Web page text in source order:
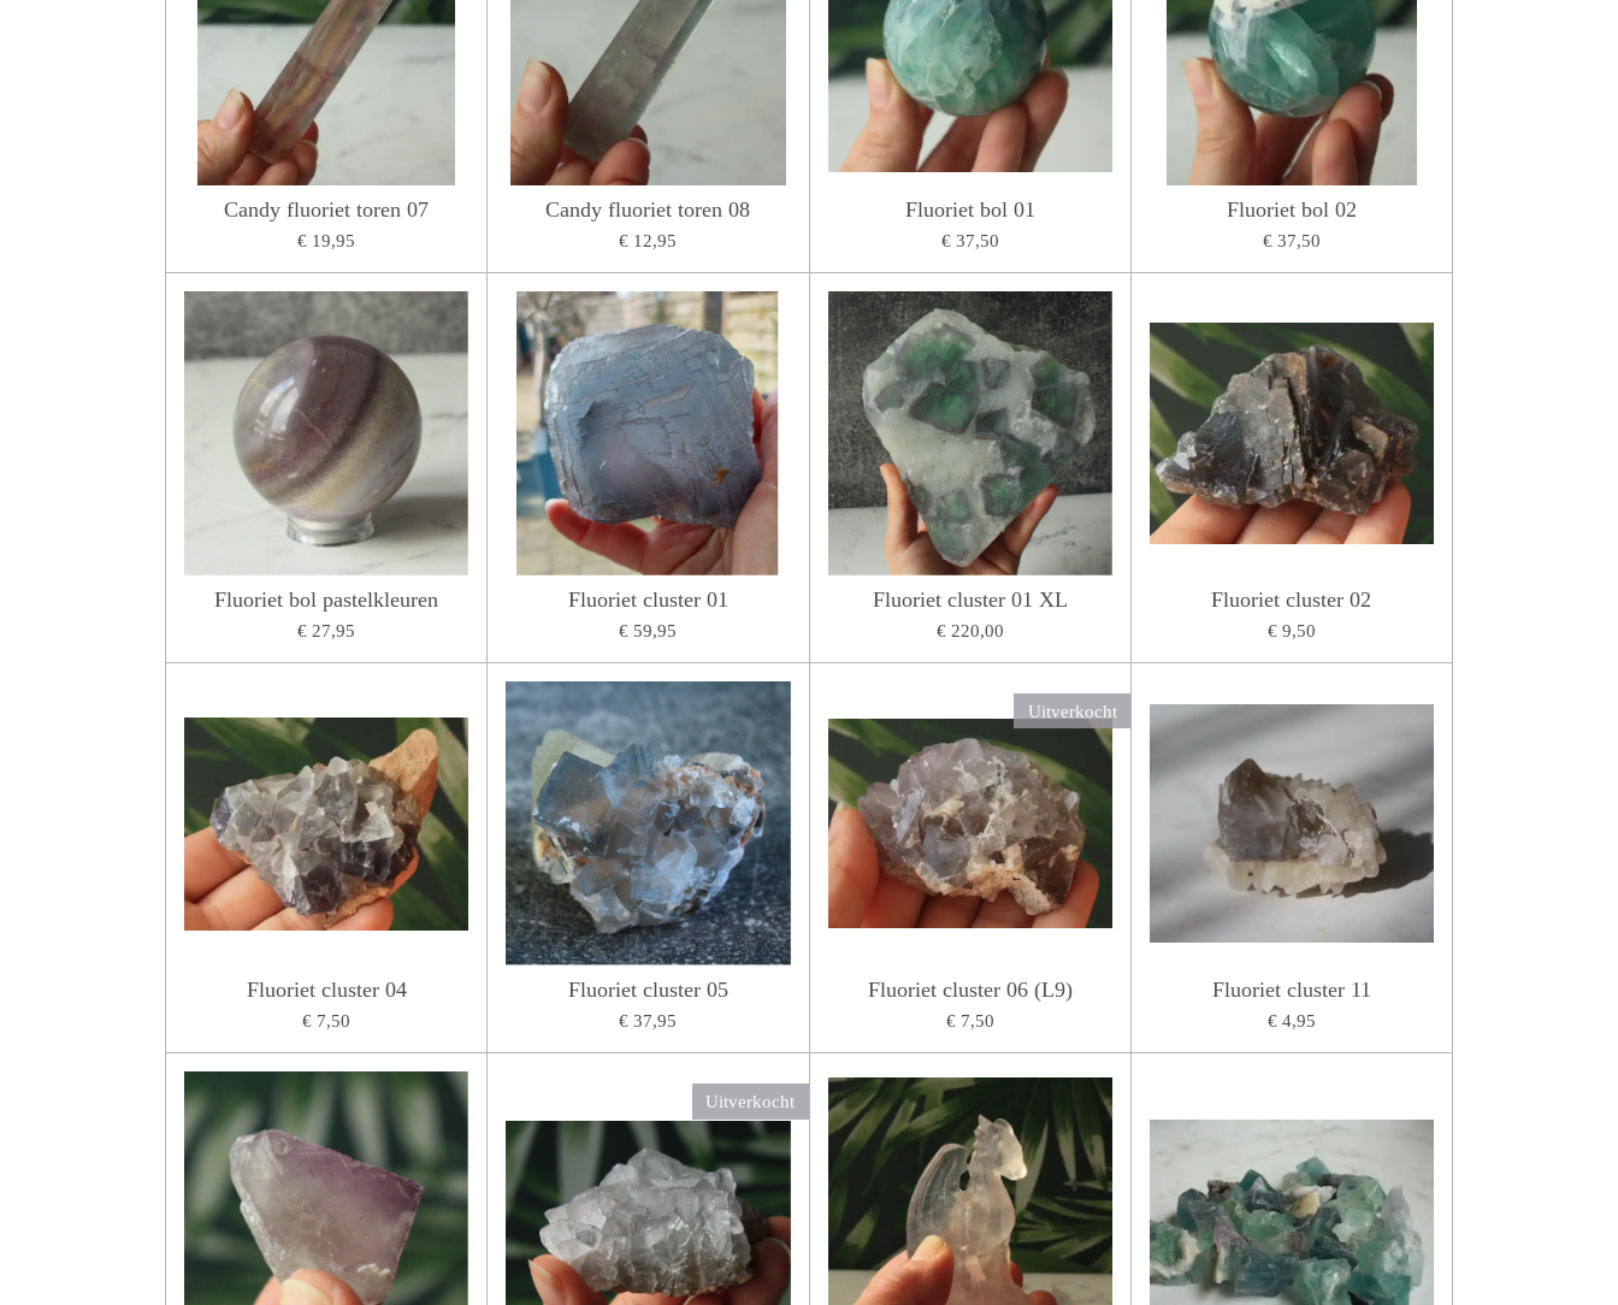
Candy fluoriet toren 07
€ 19,95
Candy fluoriet toren 08
€ 12,95
Fluoriet bol 01
€ 37,50
Fluoriet bol 02
€ 37,50
Fluoriet bol pastelkleuren
€ 27,95
Fluoriet cluster 01
€ 59,95
Fluoriet cluster 01 XL
€ 220,00
Fluoriet cluster 02
€ 9,50
Fluoriet cluster 04
€ 7,50
Fluoriet cluster 05
€ 37,95
Uitverkocht
Fluoriet cluster 06 (L9)
€ 7,50
Fluoriet cluster 11
€ 4,95
Uitverkocht